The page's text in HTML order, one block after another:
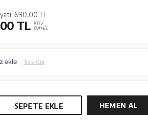
690,00 TL
TL KDV
DAHİL
ekle Tıkla Gör
SEPETE EKLE HEMEN AL